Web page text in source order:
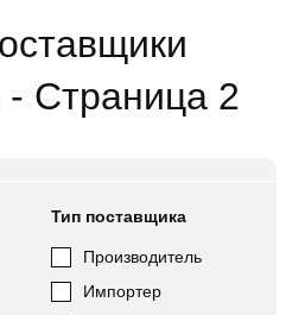
- Страница 2
Тип поставщика
Производитель
Импортер